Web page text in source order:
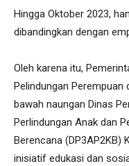
Hingga Oktober 2023,
dibandingkan dengan
Oleh karena itu,
Pelindungan Perempuan
bawah naungan Dinas
Perlindungan Anak dan
Berencana (DP3AP2KB)
inisiatif edukasi dan